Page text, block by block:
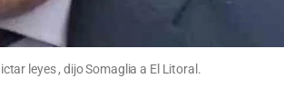
leyes , dijo Somaglia a El Litoral.